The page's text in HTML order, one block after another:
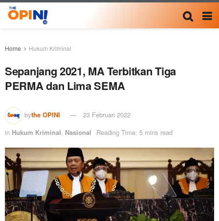
Home Hukum Kriminal
Sepanjang 2021, MA Terbitkan Tiga
PERMA dan Lima SEMA
bythe OPINI
23 Februari 2022
in Hukum Kriminal, Nasional Reading Time: 5 mins read